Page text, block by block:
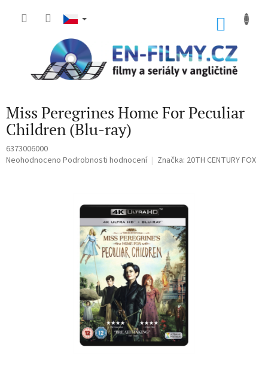
Miss Peregrines Home For Peculiar
Children (Blu-ray)
6373006000
Průměrné
Neohodnoceno Podrobnosti hodnocení Značka: 20TH CENTURY FOX